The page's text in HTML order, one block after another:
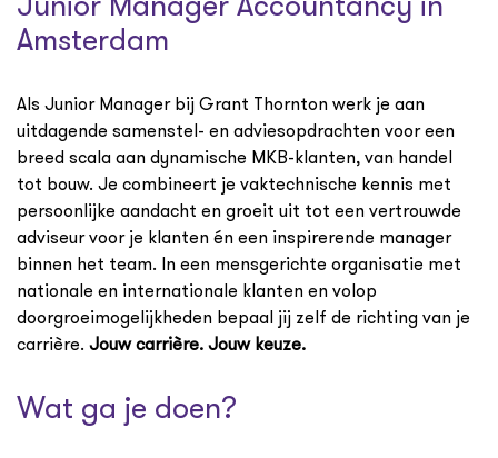
Amsterdam
Als Junior Manager bij Grant Thornton werk je aan
uitdagende samenstel- en adviesopdrachten voor een
breed scala aan dynamische MKB-klanten, van handel
tot bouw. Je combineert je vaktechnische kennis met
persoonlijke aandacht en groeit uit tot een vertrouwde
adviseur voor je klanten én een inspirerende manager
binnen het team. In een mensgerichte organisatie met
nationale en internationale klanten en volop
doorgroeimogelijkheden bepaal jij zelf de richting van je
carrière. Jouw carrière. Jouw keuze.
Wat ga je doen?